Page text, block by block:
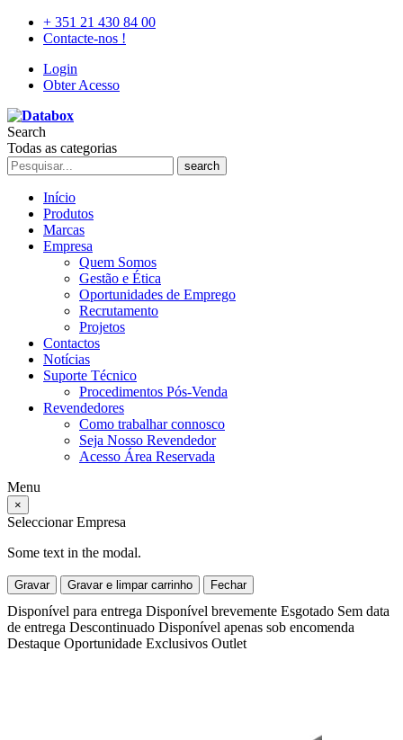
+ 351 21 430 84 00
Contacte-nos !
Login
Obter Acesso
Search
Todas as categorias
search
Início
Produtos
Marcas
Empresa
Quem Somos
Gestão e Ética
Oportunidades de Emprego
Recrutamento
Projetos
Contactos
Notícias
Suporte Técnico
Procedimentos Pós-Venda
Revendedores
Como trabalhar connosco
Seja Nosso Revendedor
Acesso Área Reservada
Menu
×
Seleccionar Empresa
Some text in the modal.
Gravar Gravar e limpar carrinho Fechar
Disponível para entrega Disponível brevemente Esgotado Sem data
de entrega Descontinuado Disponível apenas sob encomenda
Destaque Oportunidade Exclusivos Outlet